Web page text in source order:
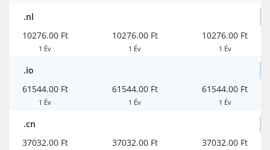
.nl
10276.00 Ft
1 Év
10276.00 Ft
1 Év
10276.00 Ft
1 Év
.io
61544.00 Ft
1 Év
61544.00 Ft
1 Év
61544.00 Ft
1 Év
.cn
37032.00 Ft
37032.00 Ft 37032.00 Ft